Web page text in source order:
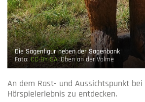
Die Sagenfigur neben der Sagenbank
Foto:CC-BY-SA, Oben an der Volme
An dem Rast- und Aussichtspunkt
Hörspielerlebnis zu entdecken.